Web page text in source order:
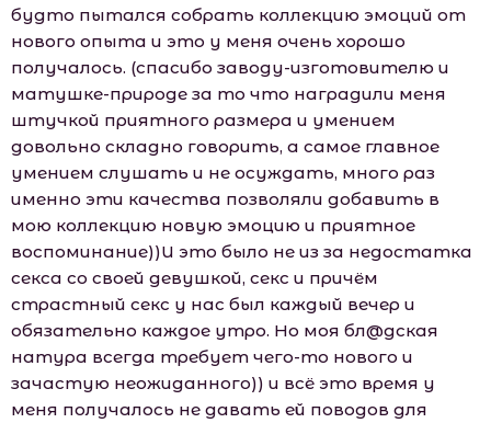
будто пытался собрать коллекцию эмоций от
нового опыта и это у меня очень хорошо
получалось. (спасибо заводу-изготовителю и
матушке-природе за то что наградили меня
штучкой приятного размера и умением
довольно складно говорить, а самое главное
умением слушать и не осуждать, много раз
именно эти качества позволяли добавить в
мою коллекцию новую эмоцию и приятное
воспоминание))И это было не из за недостатка
секса со своей девушкой, секс и причём
страстный секс у нас был каждый вечер и
обязательно каждое утро. Но моя бл@дская
натура всегда требует чего-то нового и
зачастую неожиданного)) и всё это время у
меня получалось не давать ей поводов для